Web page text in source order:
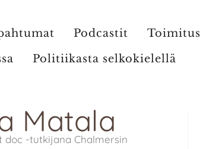
Podcastit Toimitus
Politiikasta selkokielellä
Matala
doc -tutkijana Chalmersin